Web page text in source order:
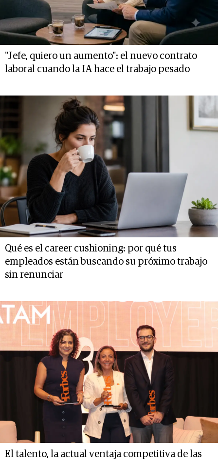
"Jefe, quiero un aumento": el nuevo contrato
laboral cuando la IA hace el trabajo pesado
Qué es el career cushioning: por qué tus
empleados están buscando su próximo trabajo
sin renunciar
El talento, la actual ventaja competitiva de las